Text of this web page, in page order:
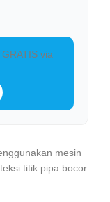
via
mesin
titik pipa bocor